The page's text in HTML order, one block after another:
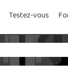
Testez-vous